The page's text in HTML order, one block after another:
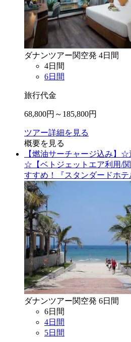
ダナンツアー関空発 4日間
4日間
6日間
旅行代金
68,800円～ 185,800円
ツアー詳細を見る
概要を見る
【燃油サーチャージ込み】
☆【ベトジェットエア利用/
すすめ！『スタンダードホテ
ダナンツアー関空発 6日間
6日間
4日間
5日間